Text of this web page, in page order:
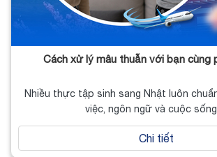
Cách xử lý mâu thuẫn với bạn cùng
Nhiều thực tập sinh sang Nhật luôn
việc, ngôn ngữ và cuộc
Chi tiết